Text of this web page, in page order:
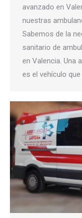
avanzado en
nuestras
Sabemos de la
sanitario de
en Valencia. Una
es el vehículo